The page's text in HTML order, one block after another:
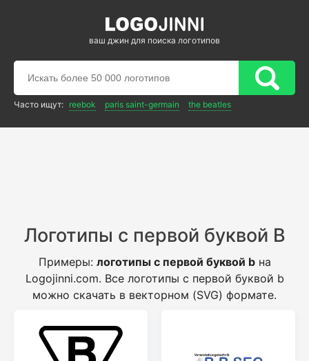
ваш джин для поиска логотипов
Часто ищут: reebok paris saint-germain the beatles
Логотипы с первой буквой B
Примеры: логотипы с первой буквой bна
Logojinni.com. Все логотипы с первой буквой b
можно скачать в векторном (SVG) формате.